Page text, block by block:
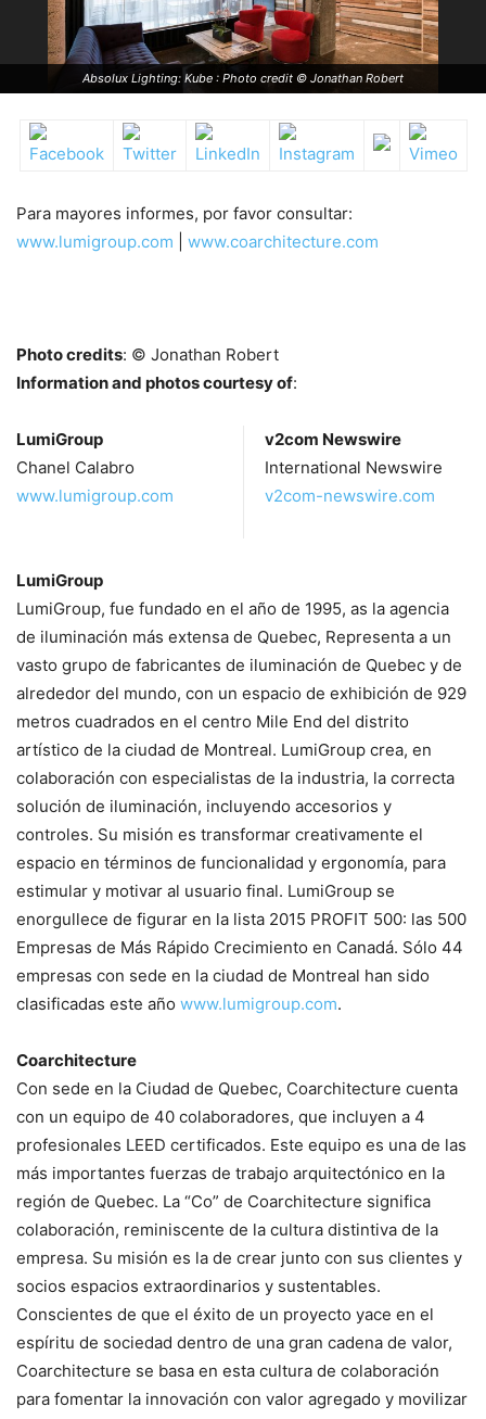
Absolux Lighting: Kube : Photo credit © Jonathan Robert
Para mayores informes, por favor consultar:
www.lumigroup.com
www.coarchitecture.com
Photo credits: © Jonathan Robert
Information and photos courtesy of:
LumiGroup
Chanel Calabro
www.lumigroup.com
v2com Newswire
International Newswire
v2com-newswire.com
LumiGroup
LumiGroup, fue fundado en el año de 1995, as la agencia
de iluminación más extensa de Quebec, Representa a un
vasto grupo de fabricantes de iluminación de Quebec y de
alrededor del mundo, con un espacio de exhibición de 929
metros cuadrados en el centro Mile End del distrito
artístico de la ciudad de Montreal. LumiGroup crea, en
colaboración con especialistas de la industria, la correcta
solución de iluminación, incluyendo accesorios y
controles. Su misión es transformar creativamente el
espacio en términos de funcionalidad y ergonomía, para
estimular y motivar al usuario final. LumiGroup se
enorgullece de figurar en la lista 2015 PROFIT 500: las 500
Empresas de Más Rápido Crecimiento en Canadá. Sólo 44
empresas con sede en la ciudad de Montreal han sido
clasificadas este año www.lumigroup.com.
Coarchitecture
Con sede en la Ciudad de Quebec, Coarchitecture cuenta
con un equipo de 40 colaboradores, que incluyen a 4
profesionales LEED certificados. Este equipo es una de las
más importantes fuerzas de trabajo arquitectónico en la
región de Quebec. La “Co” de Coarchitecture significa
colaboración, reminiscente de la cultura distintiva de la
empresa. Su misión es la de crear junto con sus clientes y
socios espacios extraordinarios y sustentables.
Conscientes de que el éxito de un proyecto yace en el
espíritu de sociedad dentro de una gran cadena de valor,
Coarchitecture se basa en esta cultura de colaboración
para fomentar la innovación con valor agregado y movilizar